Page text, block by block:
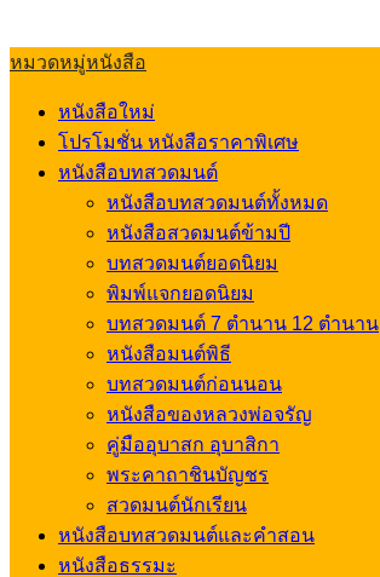
หมวดหมู่หนังสือ
หนังสือใหม่
โปรโมชั่น หนังสือราคาพิเศษ
หนังสือบทสวดมนต์
หนังสือบทสวดมนต์ทั้งหมด
หนังสือสวดมนต์ข้ามปี
บทสวดมนต์ยอดนิยม
พิมพ์แจกยอดนิยม
บทสวดมนต์ 7 ตำนาน 12 ตำนาน
หนังสือมนต์พิธี
บทสวดมนต์ก่อนนอน
หนังสือของหลวงพ่อจรัญ
คู่มืออุบาสก อุบาสิกา
พระคาถาชินบัญชร
สวดมนต์นักเรียน
หนังสือบทสวดมนต์และคำสอน
หนังสือธรรมะ